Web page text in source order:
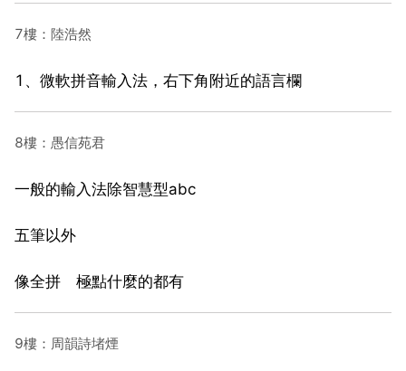
7樓：陸浩然
1、微軟拼音輸入法，右下角附近的語言欄
8樓：愚信苑君
一般的輸入法除智慧型abc
五筆以外
像全拼 極點什麼的都有
9樓：周韻詩堵煙